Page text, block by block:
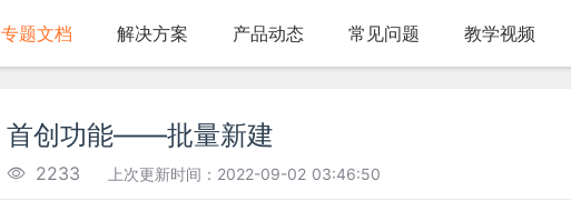
专题文档 解决方案 产品动态 常见问题 教学视频
首创功能——批量新建
2233 上次更新时间：2022-09-02 03:46:50